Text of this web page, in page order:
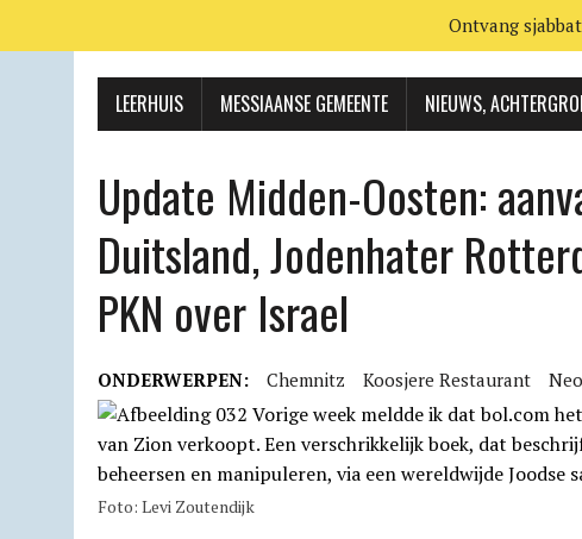
LEERHUIS MESSIAANSE GEMEENTE NIEUWS,
Update Midden-Oosten:
Duitsland, Jodenhater
PKN over Israel
ONDERWERPEN: Chemnitz Koosjere Restaurant
Foto: Levi Zoutendijk
Ontvang